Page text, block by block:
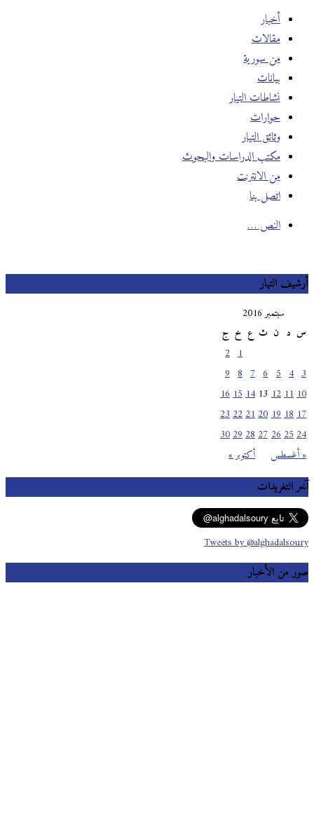
أخبار
مقالات
من سورية
بيانات
نشاطات التيار
حوارات
وثائق التيار
مكتب الدراسات والبحوث
من الانترنت
اتصل بنا
النص …
أرشيف التيار
سبتمبر 2016
س
ن ث خ ج
« أغسطس أكتوبر »
10
11
12
13
14
15
16
17
18
19
20
21
22
23
24
25
26
27
28
29
30
آخر التغريدات
Tweets by @alghadalsoury
صور من الأخبار